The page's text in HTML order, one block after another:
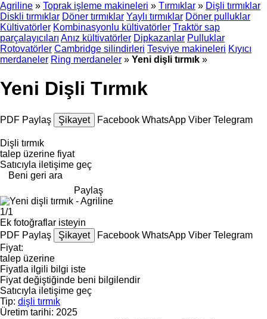
Agriline » Toprak işleme makineleri » Tırmıklar » Dişli tırmıklar
Diskli tırmıklar Döner tırmıklar Yaylı tırmıklar Döner pulluklar
Kültivatörler Kombinasyonlu kültivatörler Traktör sap
parçalayıcıları Anız kültivatörler Dipkazanlar Pulluklar
Rotovatörler Cambridge silindirleri Tesviye makineleri Kıyıcı
merdaneler Ring merdaneler » Yeni dişli tırmık »
Yeni Dişli Tırmık
PDF Paylaş Şikayet Facebook WhatsApp Viber Telegram
Dişli tırmık
talep üzerine fiyat
Satıcıyla iletişime geç
Beni geri ara
Paylaş
1/1
Ek fotoğraflar isteyin
PDF Paylaş Şikayet Facebook WhatsApp Viber Telegram
Fiyat:
talep üzerine
Fiyatla ilgili bilgi iste
Fiyat değiştiğinde beni bilgilendir
Satıcıyla iletişime geç
Tip: dişli tırmık
Üretim tarihi: 2025